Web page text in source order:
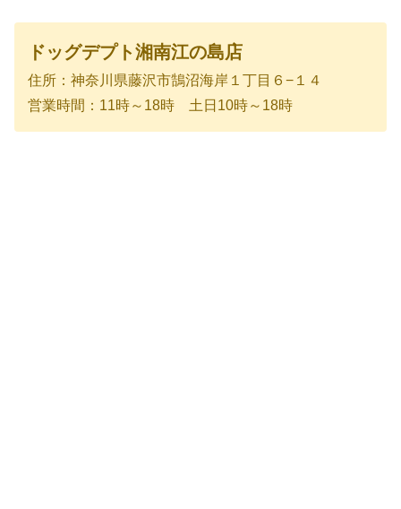
ドッグデプト湘南江の島店
住所：神奈川県藤沢市鵠沼海岸１丁目６−１４
営業時間：11時～18時 土日10時～18時